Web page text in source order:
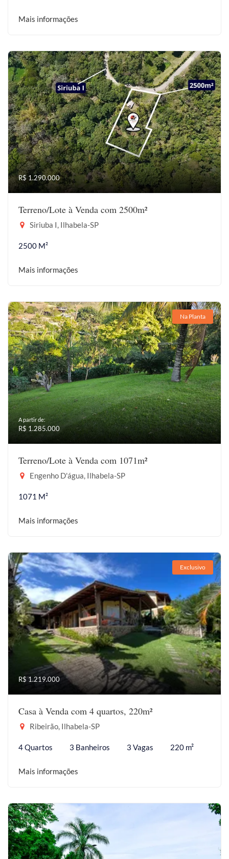
Mais informações
R$ 1.290.000
Terreno/Lote à Venda com 2500m²
Siriuba I, Ilhabela-SP
2500 M²
Mais informações
Na Planta
A partir de:
R$ 1.285.000
Terreno/Lote à Venda com 1071m²
Engenho D'água, Ilhabela-SP
1071 M²
Mais informações
Exclusivo
R$ 1.219.000
Casa à Venda com 4 quartos, 220m²
Ribeirão, Ilhabela-SP
4 Quartos 3 Banheiros 3 Vagas 220 m²
Mais informações